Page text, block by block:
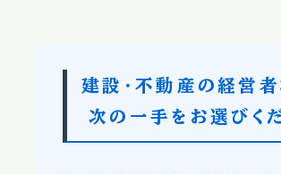
建設・不動産の経営者
次の一手をお選びく